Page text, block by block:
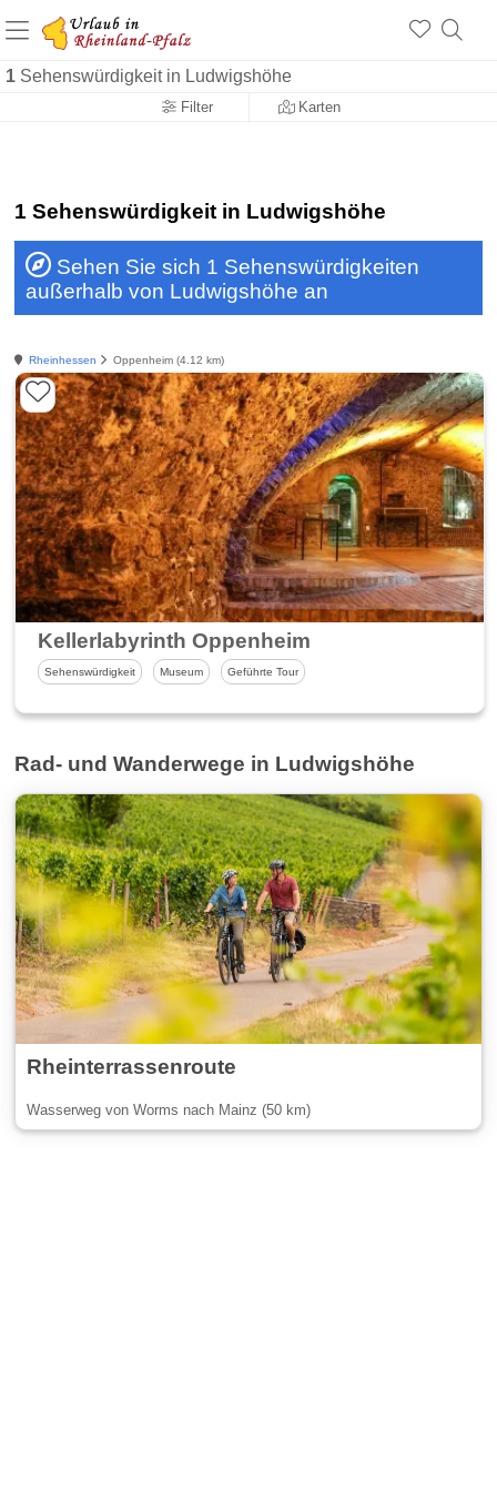
1 Sehenswürdigkeit in Ludwigshöhe
Filter Karten
+1.500 Unterkünfte in Rheinland-Pfalz
+1.000 Sehenswürdigkeiten
1 Sehenswürdigkeit in Ludwigshöhe
Sehen Sie sich 1 Sehenswürdigkeiten
außerhalb von Ludwigshöhe an
Rheinhessen Oppenheim (4.12 km)
Kellerlabyrinth Oppenheim
Sehenswürdigkeit Museum Geführte Tour
Rad- und Wanderwege in Ludwigshöhe
Rheinterrassenroute
Wasserweg von Worms nach Mainz (50 km)